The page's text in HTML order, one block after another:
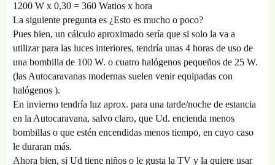
1200 W x 0,30 = 360 Watios x hora
La siguiente pregunta es ¿Esto es mucho o poco?
Pues bien, un cálculo aproximado sería que si solo la va a
utilizar para las luces interiores, tendría unas 4 horas de uso de
una bombilla de 100 W. o cuatro halógenos pequeños de 25 W.
(las Autocaravanas modernas suelen venir equipadas con
halógenos ).
En invierno tendría luz aprox. para una tarde/noche de estancia
en la Autocaravana, salvo claro, que Ud. encienda menos
bombillas o que estén encendidas menos tiempo, en cuyo caso
le duraran más.
Ahora bien, si Ud tiene niños o le gusta la TV y la quiere usar